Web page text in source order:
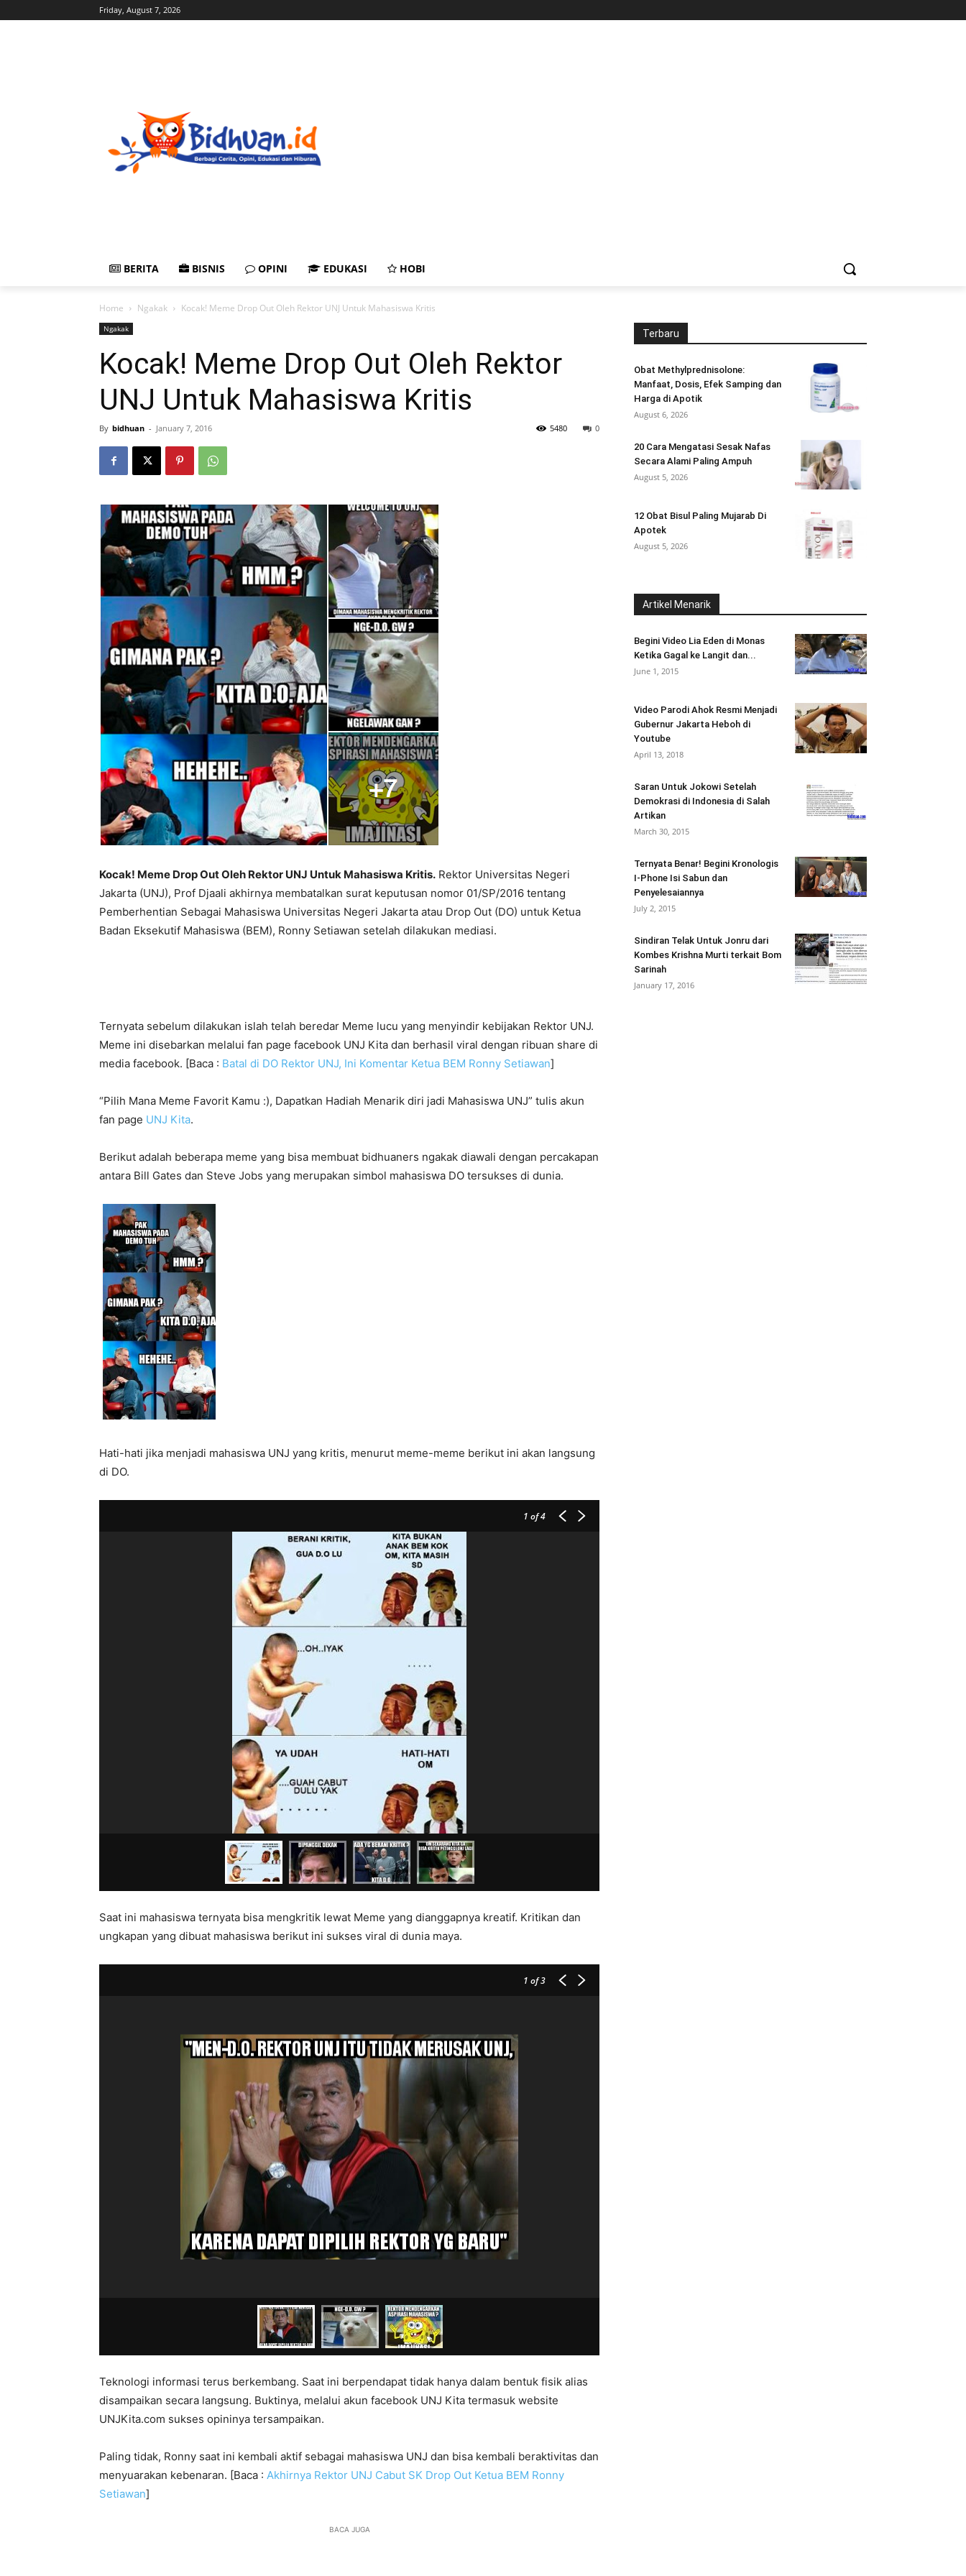
Friday, August 7, 2026
BERITA BISNIS OPINI EDUKASI HOBI
Home Ngakak Kocak! Meme Drop Out Oleh Rektor UNJ Untuk Mahasiswa Kritis
Ngakak
Kocak! Meme Drop Out Oleh Rektor
UNJ Untuk Mahasiswa Kritis
By bidhuan - January 7, 2016 0
5480
Kocak! Meme Drop Out Oleh Rektor UNJ Untuk Mahasiswa Kritis. Rektor Universitas Negeri
Jakarta (UNJ), Prof Djaali akhirnya membatalkan surat keputusan nomor 01/SP/2016 tentang
Pemberhentian Sebagai Mahasiswa Universitas Negeri Jakarta atau Drop Out (DO) untuk Ketua
Badan Eksekutif Mahasiswa (BEM), Ronny Setiawan setelah dilakukan mediasi.
Ternyata sebelum dilakukan islah telah beredar Meme lucu yang menyindir kebijakan Rektor UNJ.
Meme ini disebarkan melalui fan page facebook UNJ Kita dan berhasil viral dengan ribuan share di
media facebook. [Baca : Batal di DO Rektor UNJ, Ini Komentar Ketua BEM Ronny Setiawan]
“Pilih Mana Meme Favorit Kamu :), Dapatkan Hadiah Menarik diri jadi Mahasiswa UNJ” tulis akun
fan page UNJ Kita.
Berikut adalah beberapa meme yang bisa membuat bidhuaners ngakak diawali dengan percakapan
antara Bill Gates dan Steve Jobs yang merupakan simbol mahasiswa DO tersukses di dunia.
Hati-hati jika menjadi mahasiswa UNJ yang kritis, menurut meme-meme berikut ini akan langsung
di DO.
1 of 4
Saat ini mahasiswa ternyata bisa mengkritik lewat Meme yang dianggapnya kreatif. Kritikan dan
ungkapan yang dibuat mahasiswa berikut ini sukses viral di dunia maya.
1 of 3
Teknologi informasi terus berkembang. Saat ini berpendapat tidak hanya dalam bentuk fisik alias
disampaikan secara langsung. Buktinya, melalui akun facebook UNJ Kita termasuk website
UNJKita.com sukses opininya tersampaikan.
Paling tidak, Ronny saat ini kembali aktif sebagai mahasiswa UNJ dan bisa kembali beraktivitas dan
menyuarakan kebenaran. [Baca : Akhirnya Rektor UNJ Cabut SK Drop Out Ketua BEM Ronny
Setiawan]
BACA JUGA
Terbaru
Obat Methylprednisolone:
Manfaat, Dosis, Efek Samping dan
Harga di Apotik
August 6, 2026
20 Cara Mengatasi Sesak Nafas
Secara Alami Paling Ampuh
August 5, 2026
12 Obat Bisul Paling Mujarab Di
Apotek
August 5, 2026
Artikel Menarik
Begini Video Lia Eden di Monas
Ketika Gagal ke Langit dan...
June 1, 2015
Video Parodi Ahok Resmi Menjadi
Gubernur Jakarta Heboh di
Youtube
April 13, 2018
Saran Untuk Jokowi Setelah
Demokrasi di Indonesia di Salah
Artikan
March 30, 2015
Ternyata Benar! Begini Kronologis
I-Phone Isi Sabun dan
Penyelesaiannya
July 2, 2015
Sindiran Telak Untuk Jonru dari
Kombes Krishna Murti terkait Bom
Sarinah
January 17, 2016